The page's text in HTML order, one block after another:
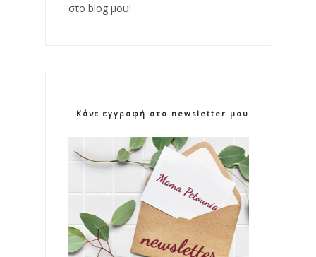
στο blog μου!
Κάνε εγγραφή στο newsletter μου!